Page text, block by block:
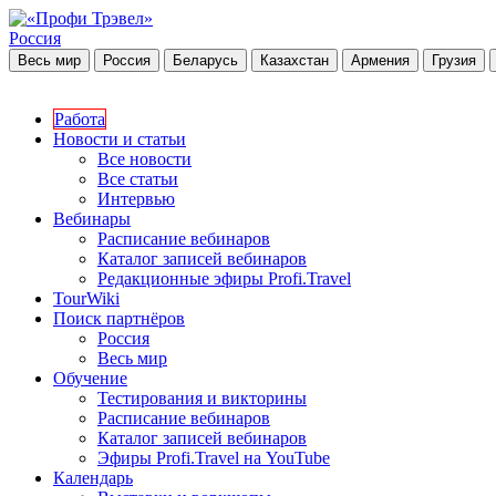
Россия
Весь мир Россия Беларусь Казахстан Армения Грузия
Работа
Новости и статьи
Все новости
Все статьи
Интервью
Вебинары
Расписание вебинаров
Каталог записей вебинаров
Редакционные эфиры Profi.Travel
TourWiki
Поиск партнёров
Россия
Весь мир
Обучение
Тестирования и викторины
Расписание вебинаров
Каталог записей вебинаров
Эфиры Profi.Travel на YouTube
Календарь